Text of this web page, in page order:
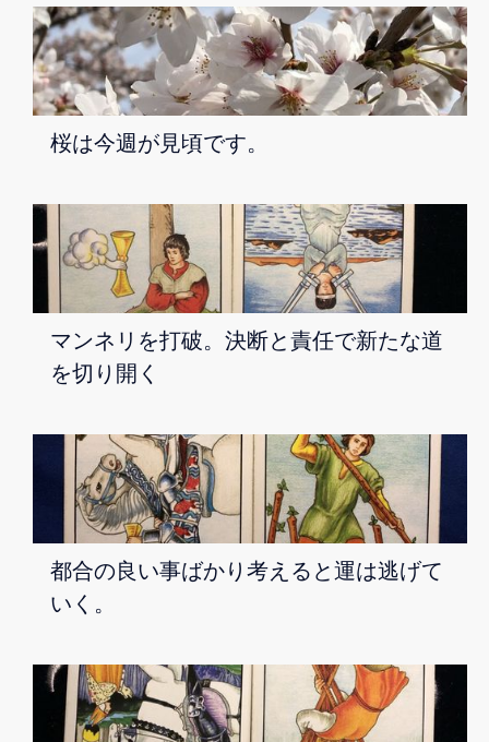
桜は今週が見頃です。
マンネリを打破。決断と責任で新たな道
を切り開く
都合の良い事ばかり考えると運は逃げて
いく。